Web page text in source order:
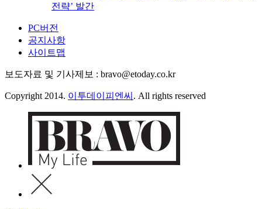
전략’ 발간
PC버전
공지사항
사이트맵
보도자료 및 기사제보 : bravo@etoday.co.kr
Copyright 2014. 이투데이피엔씨 . All rights reserved